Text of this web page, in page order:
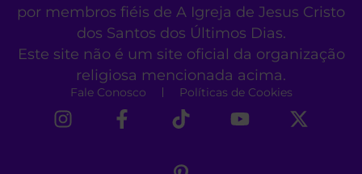
por membros fiéis de A Igreja de Jesus Cristo
dos Santos dos Últimos Dias.
Este site não é um site oficial da organização
religiosa mencionada acima.
Fale Conosco Políticas de Cookies